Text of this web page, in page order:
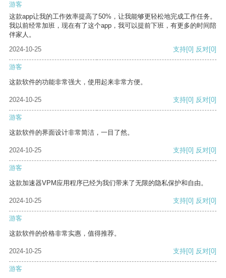
游客
这款app让我的工作效率提高了50%，让我能够更轻松地完成工作任务。
我以前经常加班，现在有了这个app，我可以提前下班，有更多的时间陪
伴家人。
2024-10-25
支持[0] 反对[0]
游客
这款软件的功能非常强大，使用起来非常方便。
2024-10-25 支持[0] 反对[0]
游客
这款软件的界面设计非常简洁，一目了然。
2024-10-25 支持[0] 反对[0]
游客
这款加速器VPM应用程序已经为我们带来了无限的隐私保护和自由。
2024-10-25 支持[0] 反对[0]
游客
这款软件的价格非常实惠，值得推荐。
2024-10-25 支持[0] 反对[0]
游客